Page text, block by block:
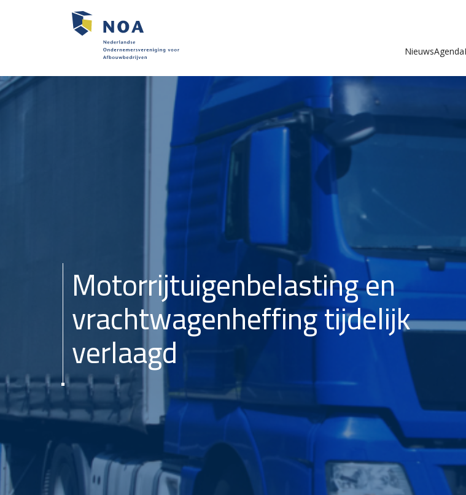
NieuwsAgenda
Motorrijtuigenbelasting en
vrachtwagenheffing tijdelijk
verlaagd